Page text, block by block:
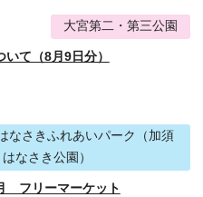
大宮第二・第三公園
て（8月9日分）
なさきふれあいパーク（加須
はなさき公園）
フリーマーケット